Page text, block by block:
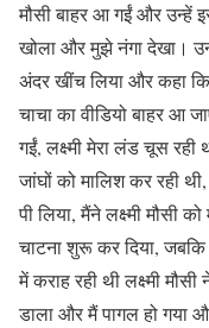
मौसी बाहर आ गईं और उन्हें
खोला और मुझे नंगा देखा।
अंदर खींच लिया और कहा
चाचा का वीडियो बाहर आ
गईं, लक्ष्मी मेरा लंड चूस रही
जांघों को मालिश कर रही
पी लिया, मैंने लक्ष्मी मौसी
चाटना शुरू कर दिया,
में कराह रही थी लक्ष्मी
डाला और मैं पागल हो गया